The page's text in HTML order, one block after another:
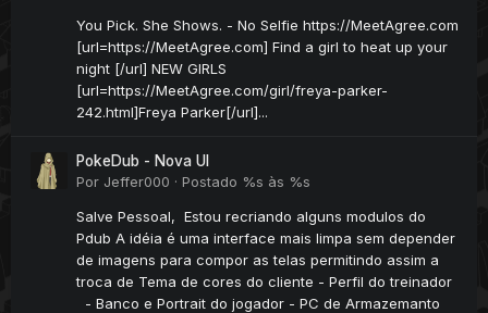
You Pick. She Shows. - No Selfie https://MeetAgree.com
[url=https://MeetAgree.com] Find a girl to heat up your
night [/url] NEW GIRLS
[url=https://MeetAgree.com/girl/freya-parker-
242.html]Freya Parker[/url]...
PokeDub - Nova UI
Por Jeffer000 · Postado %s às %s
Salve Pessoal, Estou recriando alguns modulos do
Pdub A idéia é uma interface mais limpa sem depender
de imagens para compor as telas permitindo assim a
troca de Tema de cores do cliente - Perfil do treinador
- Banco e Portrait do jogador - PC de Armazemanto